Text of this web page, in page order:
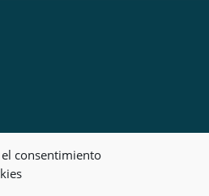
consentimiento